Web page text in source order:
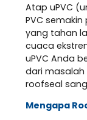
Atap uPVC
PVC
yang tahan
cuaca
uPVC Anda
dari masalah
roofseal
Mengapa